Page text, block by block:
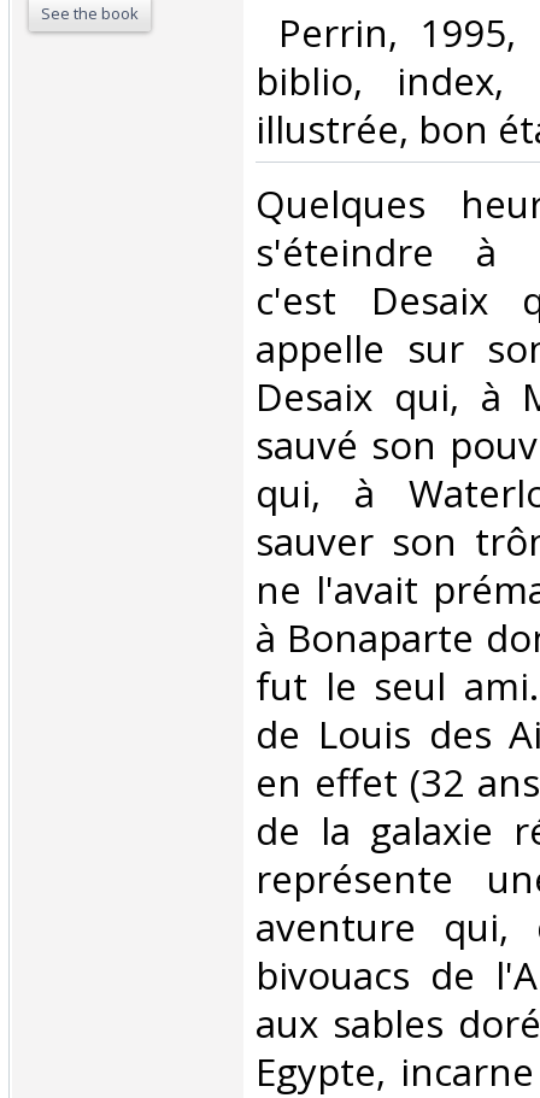
See the book
Perrin,
biblio, index,
illustrée, bon
‎Quelques
s'éteindre à
c'est Desaix
appelle sur
Desaix qui, à
sauvé son
qui, à
sauver son
ne l'avait
à Bonaparte
fut le seul
de Louis des
en effet (32
de la galaxie
représente
aventure qui,
bivouacs de
aux sables
Egypte,